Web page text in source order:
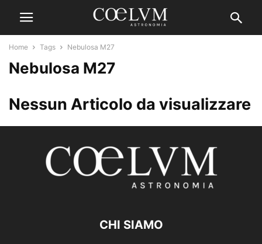
Home Tags Nebulosa M27
Nebulosa M27
Nessun Articolo da visualizzare
CHI SIAMO